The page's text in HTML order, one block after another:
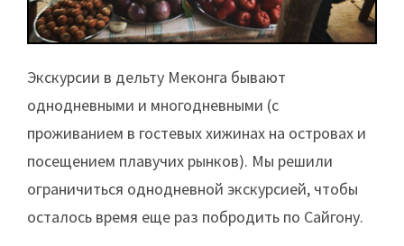
Экскурсии в дельту Меконга бывают
однодневными и многодневными (с
проживанием в гостевых хижинах на островах и
посещением плавучих рынков). Мы решили
ограничиться однодневной экскурсией, чтобы
осталось время еще раз побродить по Сайгону.